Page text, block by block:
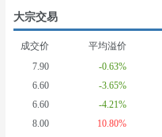
大宗交易
成交价
平均溢价
7.90
-0.63%
6.60
-3.65%
6.60
-4.21%
8.00
10.80%